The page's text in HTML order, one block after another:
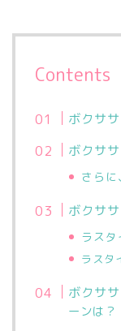
Contents
ボクサ
ボクサ
さらに
ボクサ
ラス
ラスタ
ボクサ
ーンは？